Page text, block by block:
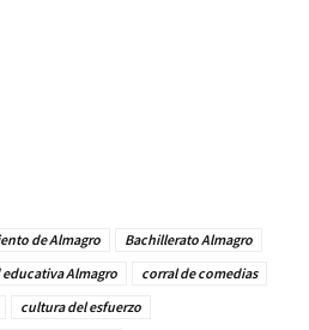
de Almagro
Bachillerato Almagro
Almagro
corral de comedias
cultura del esfuerzo